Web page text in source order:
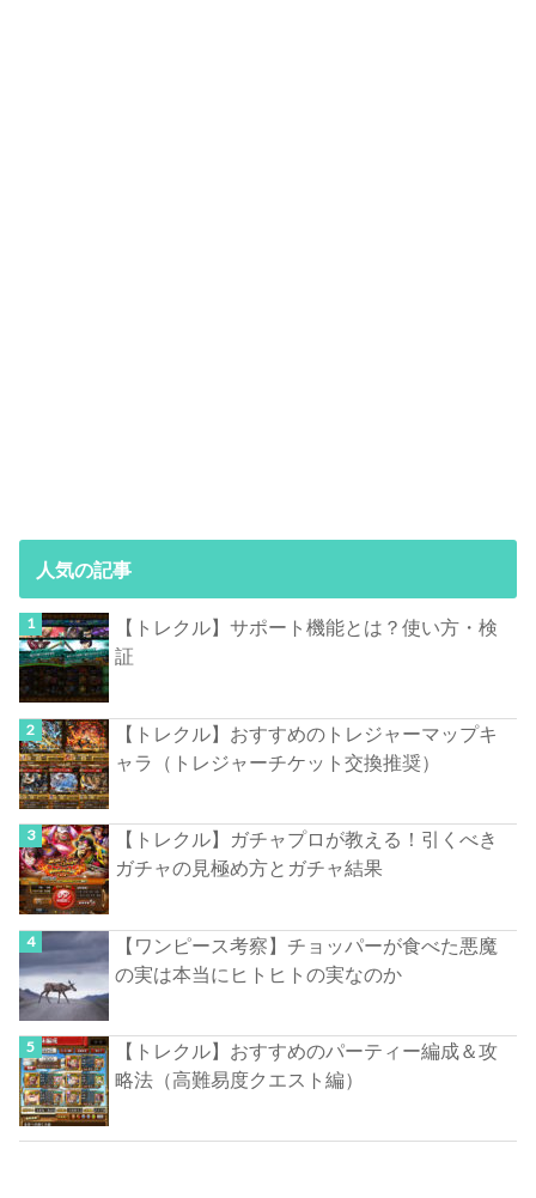
人気の記事
【トレクル】サポート機能とは？使い方・検
証
【トレクル】おすすめのトレジャーマップキ
ャラ（トレジャーチケット交換推奨）
【トレクル】ガチャプロが教える！引くべき
ガチャの見極め方とガチャ結果
【ワンピース考察】チョッパーが食べた悪魔
の実は本当にヒトヒトの実なのか
【トレクル】おすすめのパーティー編成＆攻
略法（高難易度クエスト編）